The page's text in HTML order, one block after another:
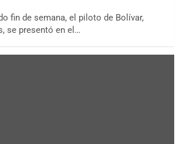
fin de semana, el piloto de Bolívar,
se presentó en el…